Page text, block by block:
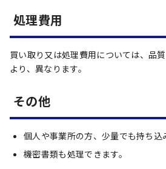
処理費用
買い取り又は処理費用については、品
より、異なります。
その他
個人や事業所の方、少量でも持ち込
機密書類も処理できます。